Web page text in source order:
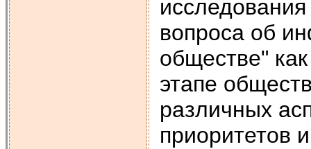
вопроса об
обществе"
этапе
различных
приоритетов